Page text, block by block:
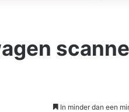
In minder dan een